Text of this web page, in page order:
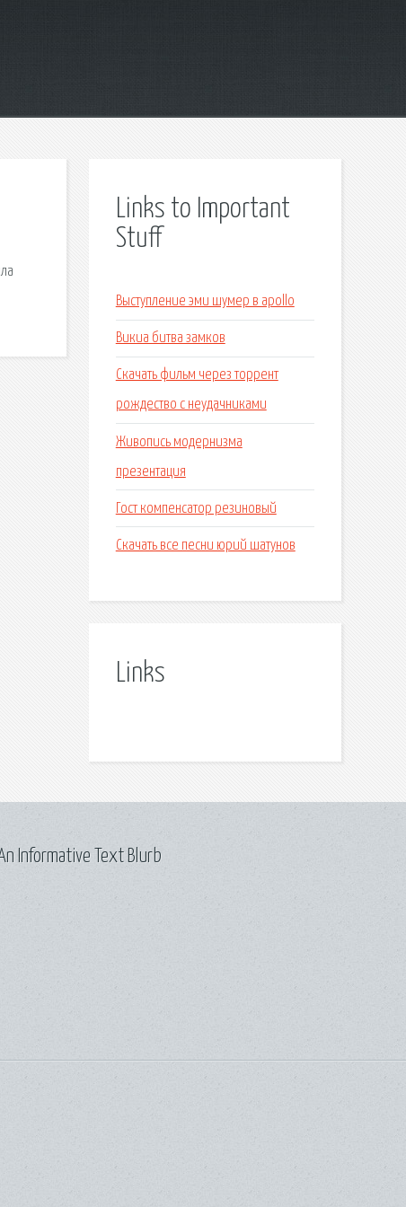
Links to Important
Stuff
Выступление эми шумер в apollo
Викиа битва замков
Скачать фильм через торрент
рождество с неудачниками
Живопись модернизма
презентация
Гост компенсатор резиновый
Скачать все песни юрий шатунов
Links
Informative Text Blurb